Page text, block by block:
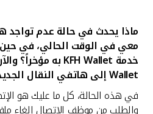
ماذا يحدث في حالة عدم تواجد
معي في الوقت الحالي، في
خدمة
Wallet إلى هاتفي النقال الجديد.
في هذه الحالة، كل ما عليك هو
والطلب من موظف الاتصال إلغاء